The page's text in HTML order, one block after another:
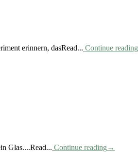
erinnern, dasRead... Continue reading
Glas....Read... Continue reading →